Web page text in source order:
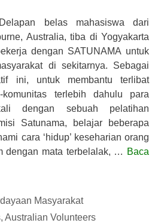
belas mahasiswa dari
Australia, tiba di Yogyakarta
dengan SATUNAMA untuk
di sekitarnya. Sebagai
ini, untuk membantu terlibat
komunitas terlebih dahulu para
dengan sebuah pelatihan
Satunama, belajar beberapa
cara ‘hidup’ keseharian orang
dengan mata terbelalak, … Baca
Masyarakat
, Australian Volunteers